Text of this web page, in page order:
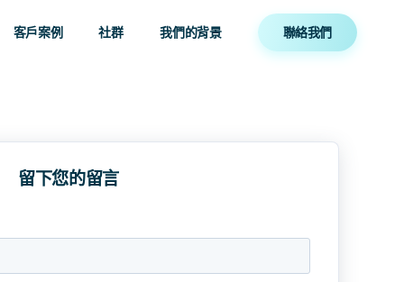
客戶案例 社群 我們的背景 聯絡我們
留下您的留言